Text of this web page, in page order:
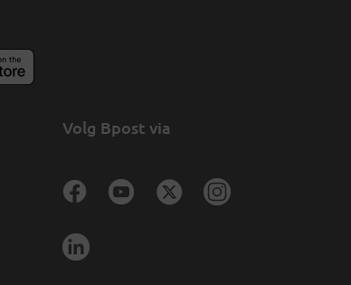
Volg Bpost via